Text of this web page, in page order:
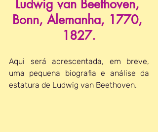
Ludwig van Beethoven,
Bonn, Alemanha, 1770,
1827.
Aqui será acrescentada, em breve,
uma pequena biografia e análise da
estatura de Ludwig van Beethoven.